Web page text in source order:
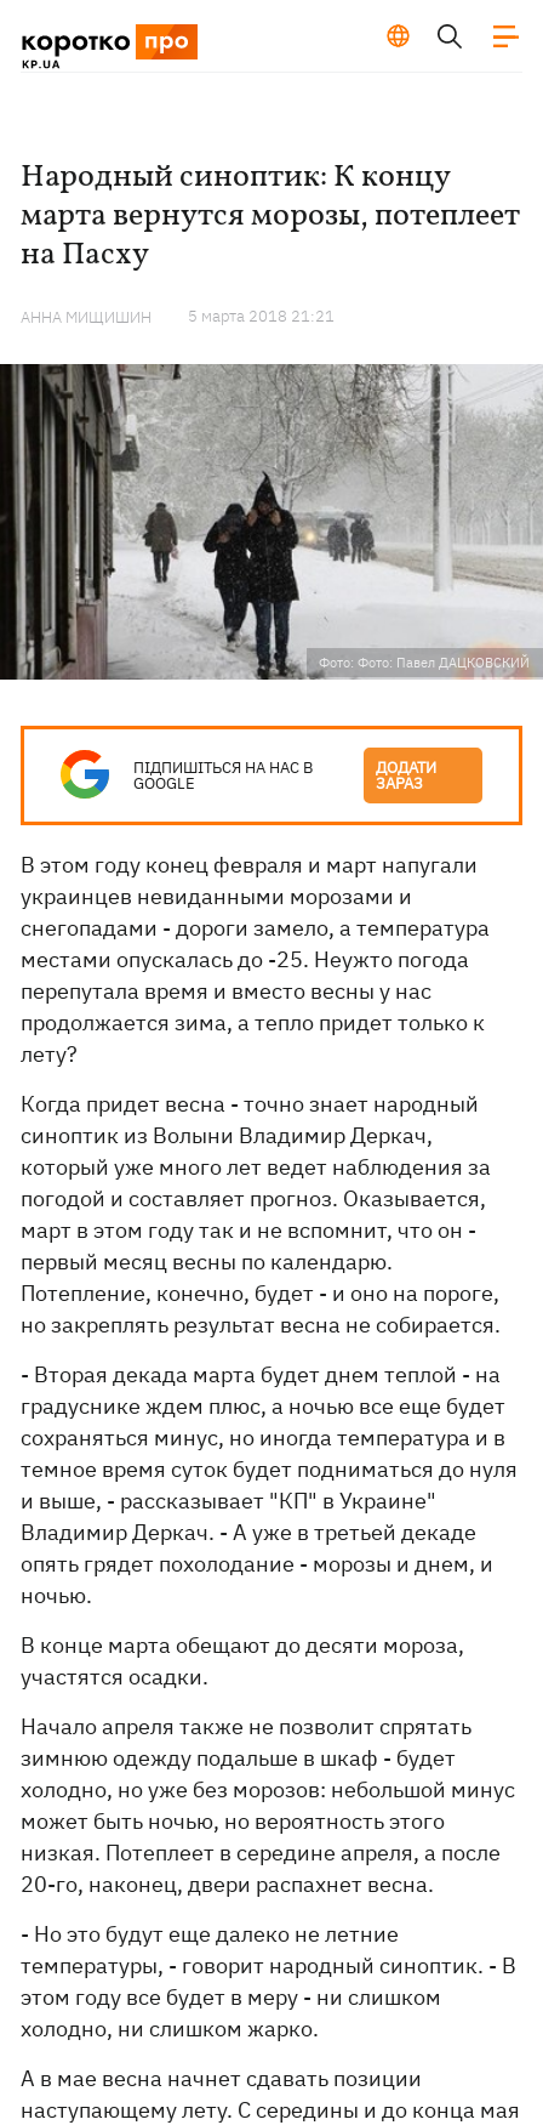
Народный синоптик: К концу
марта вернутся морозы, потеплеет
на Пасху
АННА МИЩИШИН 5 марта 2018 21:21
Фото: Фото: Павел ДАЦКОВСКИЙ
ПІДПИШІТЬСЯ НА НАС В
GOOGLE
ДОДАТИ
ЗАРАЗ
В этом году конец февраля и март напугали
украинцев невиданными морозами и
снегопадами - дороги замело, а температура
местами опускалась до -25. Неужто погода
перепутала время и вместо весны у нас
продолжается зима, а тепло придет только к
лету?
Когда придет весна - точно знает народный
синоптик из Волыни Владимир Деркач,
который уже много лет ведет наблюдения за
погодой и составляет прогноз. Оказывается,
март в этом году так и не вспомнит, что он -
первый месяц весны по календарю.
Потепление, конечно, будет - и оно на пороге,
но закреплять результат весна не собирается.
- Вторая декада марта будет днем теплой - на
градуснике ждем плюс, а ночью все еще будет
сохраняться минус, но иногда температура и в
темное время суток будет подниматься до нуля
и выше, - рассказывает "КП" в Украине"
Владимир Деркач. - А уже в третьей декаде
опять грядет похолодание - морозы и днем, и
ночью.
В конце марта обещают до десяти мороза,
участятся осадки.
Начало апреля также не позволит спрятать
зимнюю одежду подальше в шкаф - будет
холодно, но уже без морозов: небольшой минус
может быть ночью, но вероятность этого
низкая. Потеплеет в середине апреля, а после
20-го, наконец, двери распахнет весна.
- Но это будут еще далеко не летние
температуры, - говорит народный синоптик. - В
этом году все будет в меру - ни слишком
холодно, ни слишком жарко.
А в мае весна начнет сдавать позиции
наступающему лету. С середины и до конца мая